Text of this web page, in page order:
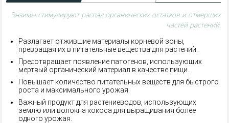
Энзимы стимулируют распад органических остатков и отмерших
частей растений.
Разлагает отжившие материалы корневой зоны,
превращая их в питательные вещества для растений.
Предотвращает появление патогенов, использующих
мертвый органический материал в качестве пищи.
Повышает количество питательных веществ для быстрого
роста и максимального урожая.
Важный продукт для растениеводов, использующих
землю или волокна кокоса для выращивания более
одного урожая.